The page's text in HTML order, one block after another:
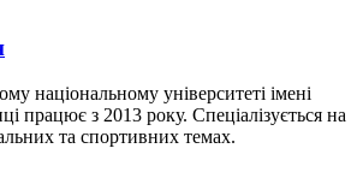
національному університеті імені
працює з 2013 року. Спеціалізується на
та спортивних темах.